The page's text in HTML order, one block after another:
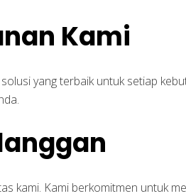
Kami
yang terbaik untuk setiap
kami. Kami berkomitmen untuk